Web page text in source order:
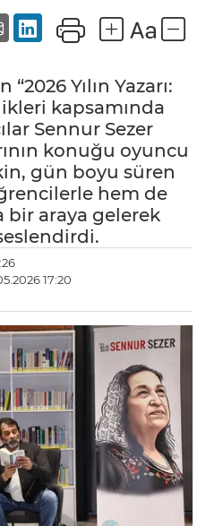
Yılın Yazarı:
kapsamında
Sennur Sezer
konuğu oyuncu
gün boyu süren
hem de
bir araya gelerek
17:20